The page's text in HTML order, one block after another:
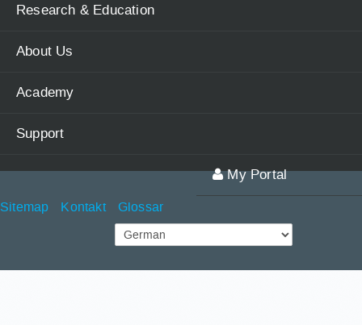
Research & Education
About Us
Academy
Support
My Portal
Sitemap Kontakt Glossar